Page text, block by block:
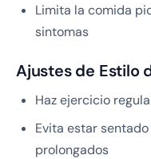
Limita la comida
sintomas
Ajustes de Estilo
Haz ejercicio
Evita estar
prolongados